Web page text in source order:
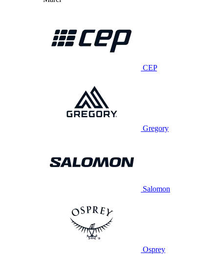
CEP
Gregory
Salomon
Osprey